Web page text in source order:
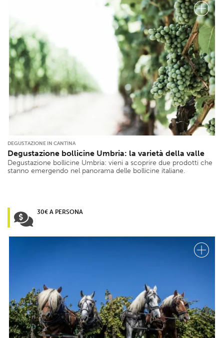
DEGUSTAZIONE IN CANTINA
Degustazione bollicine Umbria: la varietà della valle
Degustazione bollicine Umbria: vieni a scoprire due prodotti che
stanno emergendo nel panorama delle bollicine italiane.
30€ A PERSONA